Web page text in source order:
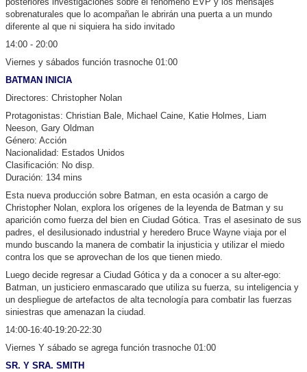
sobrenaturales que lo acompañan le abrirán una puerta a un mundo
diferente al que ni siquiera ha sido invitado
14:00 - 20:00
Viernes y sábados función trasnoche 01:00
BATMAN INICIA
Directores: Christopher Nolan
Protagonistas: Christian Bale, Michael Caine, Katie Holmes, Liam
Neeson, Gary Oldman
Género: Acción
Nacionalidad: Estados Unidos
Clasificación: No disp.
Duración: 134 mins
Esta nueva producción sobre Batman, en esta ocasión a cargo de
Christopher Nolan, explora los orígenes de la leyenda de Batman y su
aparición como fuerza del bien en Ciudad Gótica. Tras el asesinato de sus
padres, el desilusionado industrial y heredero Bruce Wayne viaja por el
mundo buscando la manera de combatir la injusticia y utilizar el miedo
contra los que se aprovechan de los que tienen miedo.
Luego decide regresar a Ciudad Gótica y da a conocer a su alter-ego:
Batman, un justiciero enmascarado que utiliza su fuerza, su inteligencia y
un despliegue de artefactos de alta tecnología para combatir las fuerzas
siniestras que amenazan la ciudad.
14:00-16:40-19:20-22:30
Viernes Y sábado se agrega función trasnoche 01:00
SR. Y SRA. SMITH